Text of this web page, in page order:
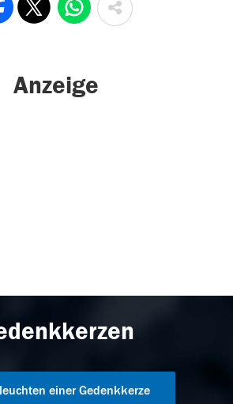
Anzeige
einer Gedenkkerze